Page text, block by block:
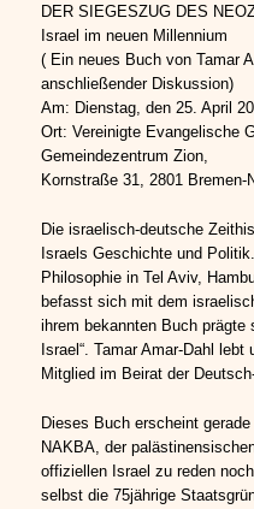
DER SIEGESZUG DES
Israel im neuen Millennium
( Ein neues Buch von Tamar
anschließender Diskussion)
Am: Dienstag, den 25. April
Ort: Vereinigte Evangelische
Gemeindezentrum Zion,
Kornstraße 31, 2801 Bremen-
Die israelisch-deutsche
Israels Geschichte und
Philosophie in Tel Aviv,
befasst sich mit dem
ihrem bekannten Buch
Israel“. Tamar Amar-Dahl
Mitglied im Beirat der
Dieses Buch erscheint
NAKBA, der
offiziellen Israel zu reden
selbst die 75jährige